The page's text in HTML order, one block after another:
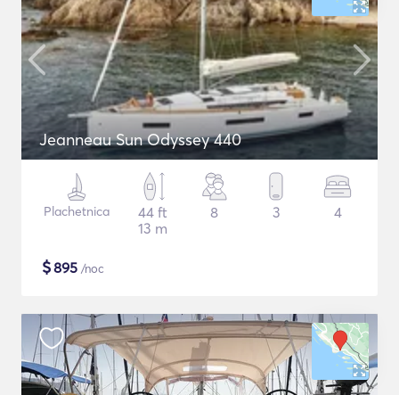
Jeanneau Sun Odyssey 440
Plachetnica
44 ft
13 m
8 3 4
$895 /noc